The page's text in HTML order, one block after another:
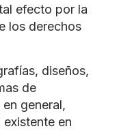
efecto por la
los derechos
diseños,
de
general,
en